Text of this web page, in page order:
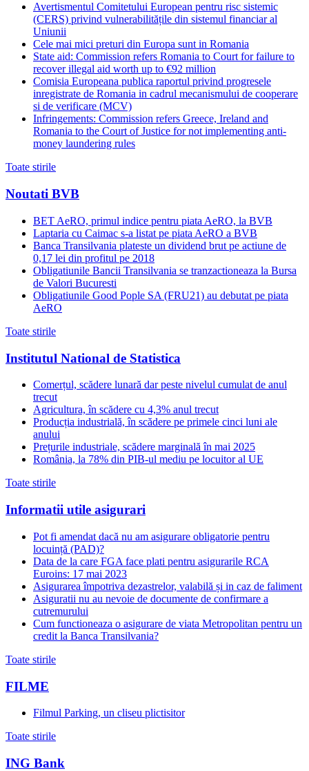
Avertismentul Comitetului European pentru risc sistemic
(CERS) privind vulnerabilitățile din sistemul financiar al
Uniunii
Cele mai mici preturi din Europa sunt in Romania
State aid: Commission refers Romania to Court for failure to
recover illegal aid worth up to €92 million
Comisia Europeana publica raportul privind progresele
inregistrate de Romania in cadrul mecanismului de cooperare
si de verificare (MCV)
Infringements: Commission refers Greece, Ireland and
Romania to the Court of Justice for not implementing anti-
money laundering rules
Toate stirile
Noutati BVB
BET AeRO, primul indice pentru piata AeRO, la BVB
Laptaria cu Caimac s-a listat pe piata AeRO a BVB
Banca Transilvania plateste un dividend brut pe actiune de
0,17 lei din profitul pe 2018
Obligatiunile Bancii Transilvania se tranzactioneaza la Bursa
de Valori Bucuresti
Obligatiunile Good Pople SA (FRU21) au debutat pe piata
AeRO
Toate stirile
Institutul National de Statistica
Comerțul, scădere lunară dar peste nivelul cumulat de anul
trecut
Agricultura, în scădere cu 4,3% anul trecut
Producția industrială, în scădere pe primele cinci luni ale
anului
Prețurile industriale, scădere marginală în mai 2025
România, la 78% din PIB-ul mediu pe locuitor al UE
Toate stirile
Informatii utile asigurari
Pot fi amendat dacă nu am asigurare obligatorie pentru
locuință (PAD)?
Data de la care FGA face plati pentru asigurarile RCA
Euroins: 17 mai 2023
Asigurarea împotriva dezastrelor, valabilă și in caz de faliment
Asiguratii nu au nevoie de documente de confirmare a
cutremurului
Cum functioneaza o asigurare de viata Metropolitan pentru un
credit la Banca Transilvania?
Toate stirile
FILME
Filmul Parking, un cliseu plictisitor
Toate stirile
ING Bank